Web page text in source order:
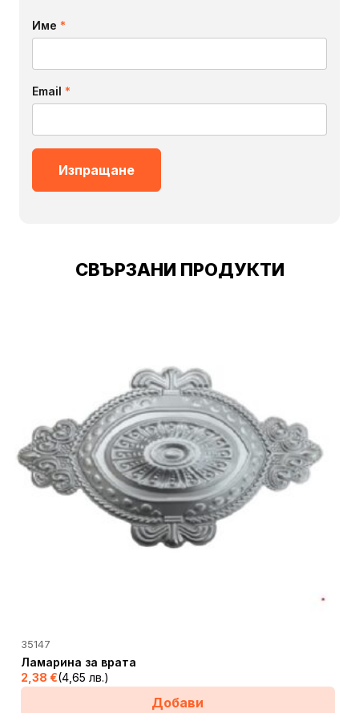
Име *
Email *
СВЪРЗАНИ ПРОДУКТИ
35147
Ламарина за врата
2,38 €(4,65 лв.)
Добави